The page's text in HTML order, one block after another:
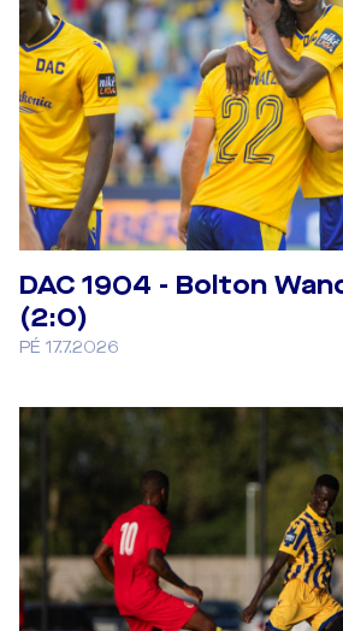
DAC 1904 - Bolton
(2:0)
PÉ 17.7.2026